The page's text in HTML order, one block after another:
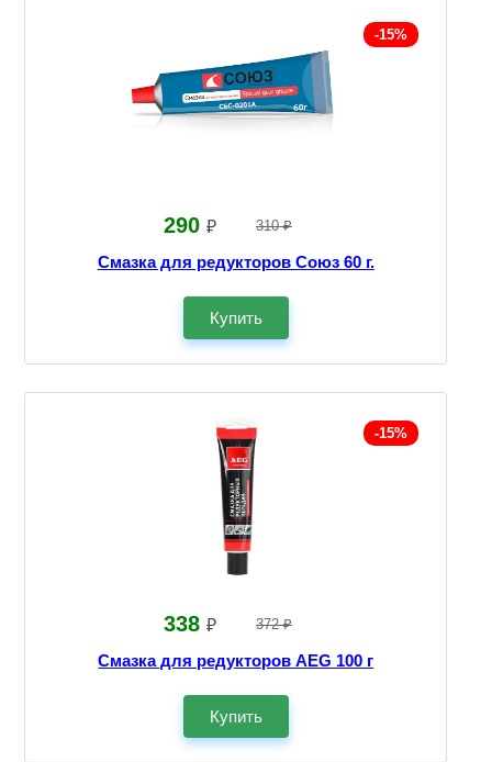
-15%
290 ₽ 310 ₽
Смазка для редукторов Союз 60 г.
Купить
-15%
338 ₽ 372 ₽
Смазка для редукторов AEG 100 г
Купить